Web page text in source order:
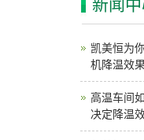
新闻
凯美恒为
机降温效
高温车间
决定降温